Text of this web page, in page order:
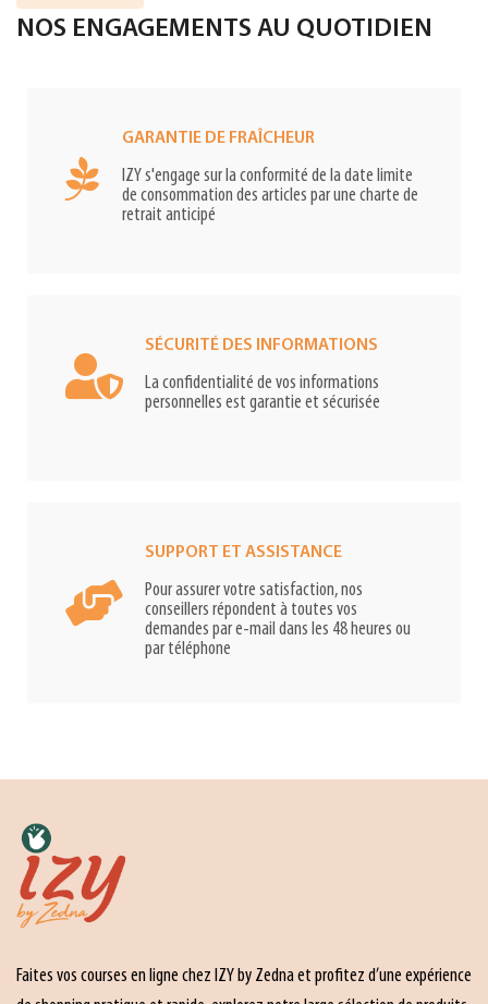
NOS ENGAGEMENTS AU QUOTIDIEN
GARANTIE DE FRAÎCHEUR
IZY s'engage sur la conformité de la date limite
de consommation des articles par une charte de
retrait anticipé
SÉCURITÉ DES INFORMATIONS
La confidentialité de vos informations
personnelles est garantie et sécurisée
SUPPORT ET ASSISTANCE
Pour assurer votre satisfaction, nos
conseillers répondent à toutes vos
demandes par e-mail dans les 48 heures ou
par téléphone
Faites vos courses en ligne chez IZY by Zedna et profitez d’une expérience